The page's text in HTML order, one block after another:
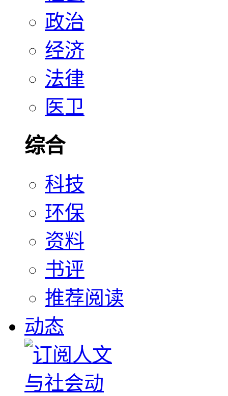
政治
经济
法律
医卫
综合
科技
环保
资料
书评
推荐阅读
动态